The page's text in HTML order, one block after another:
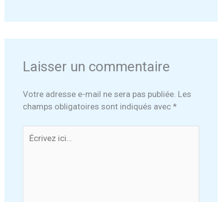
Laisser un commentaire
Votre adresse e-mail ne sera pas publiée. Les
champs obligatoires sont indiqués avec *
ici…